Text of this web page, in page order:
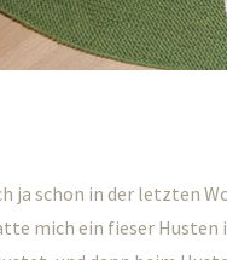
ja schon in der letzten
mich ein fieser